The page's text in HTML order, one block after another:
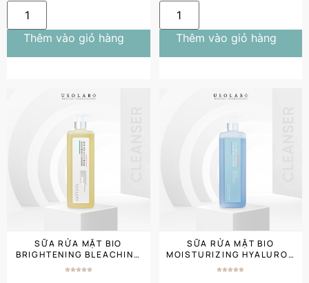
Thêm vào giỏ hàng Thêm vào giỏ hàng
SỮA RỬA MẶT BIO
BRIGHTENING BLEACHING
CLEANSER (1000ML) SIZE
SỮA RỬA MẶT BIO
MOISTURIZING HYALURON
CLEANSER (1000ML)